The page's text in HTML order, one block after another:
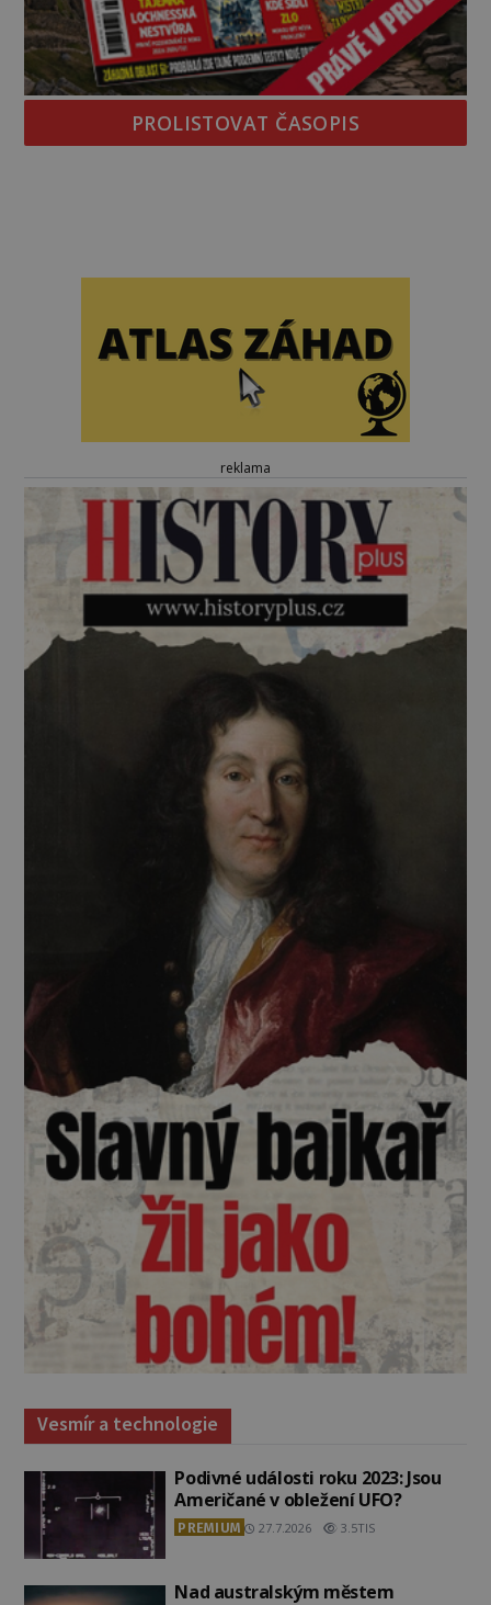
PROLISTOVAT ČASOPIS
reklama
Vesmír a technologie
Podivné události roku 2023: Jsou
Američané v obležení UFO?
PREMIUM 27.7.2026 3.5TIS
Nad australským městem